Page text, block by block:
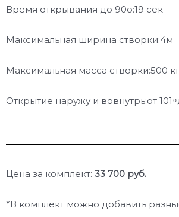
Время открывания до 90о:19 сек
Максимальная ширина створки:4м
Максимальная масса створки:500
Открытие наружу и вовнутрь:от 101
Цена за комплект: 33 700 руб.
*В комплект можно добавить